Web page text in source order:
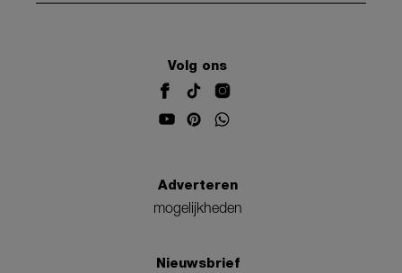
Volg ons
Adverteren
mogelijkheden
Nieuwsbrief